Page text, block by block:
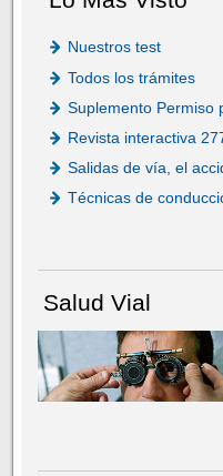
Nuestros test
Todos los trámites
Suplemento Permiso
Revista interactiva
Salidas de vía, el
Técnicas de
Salud Vial